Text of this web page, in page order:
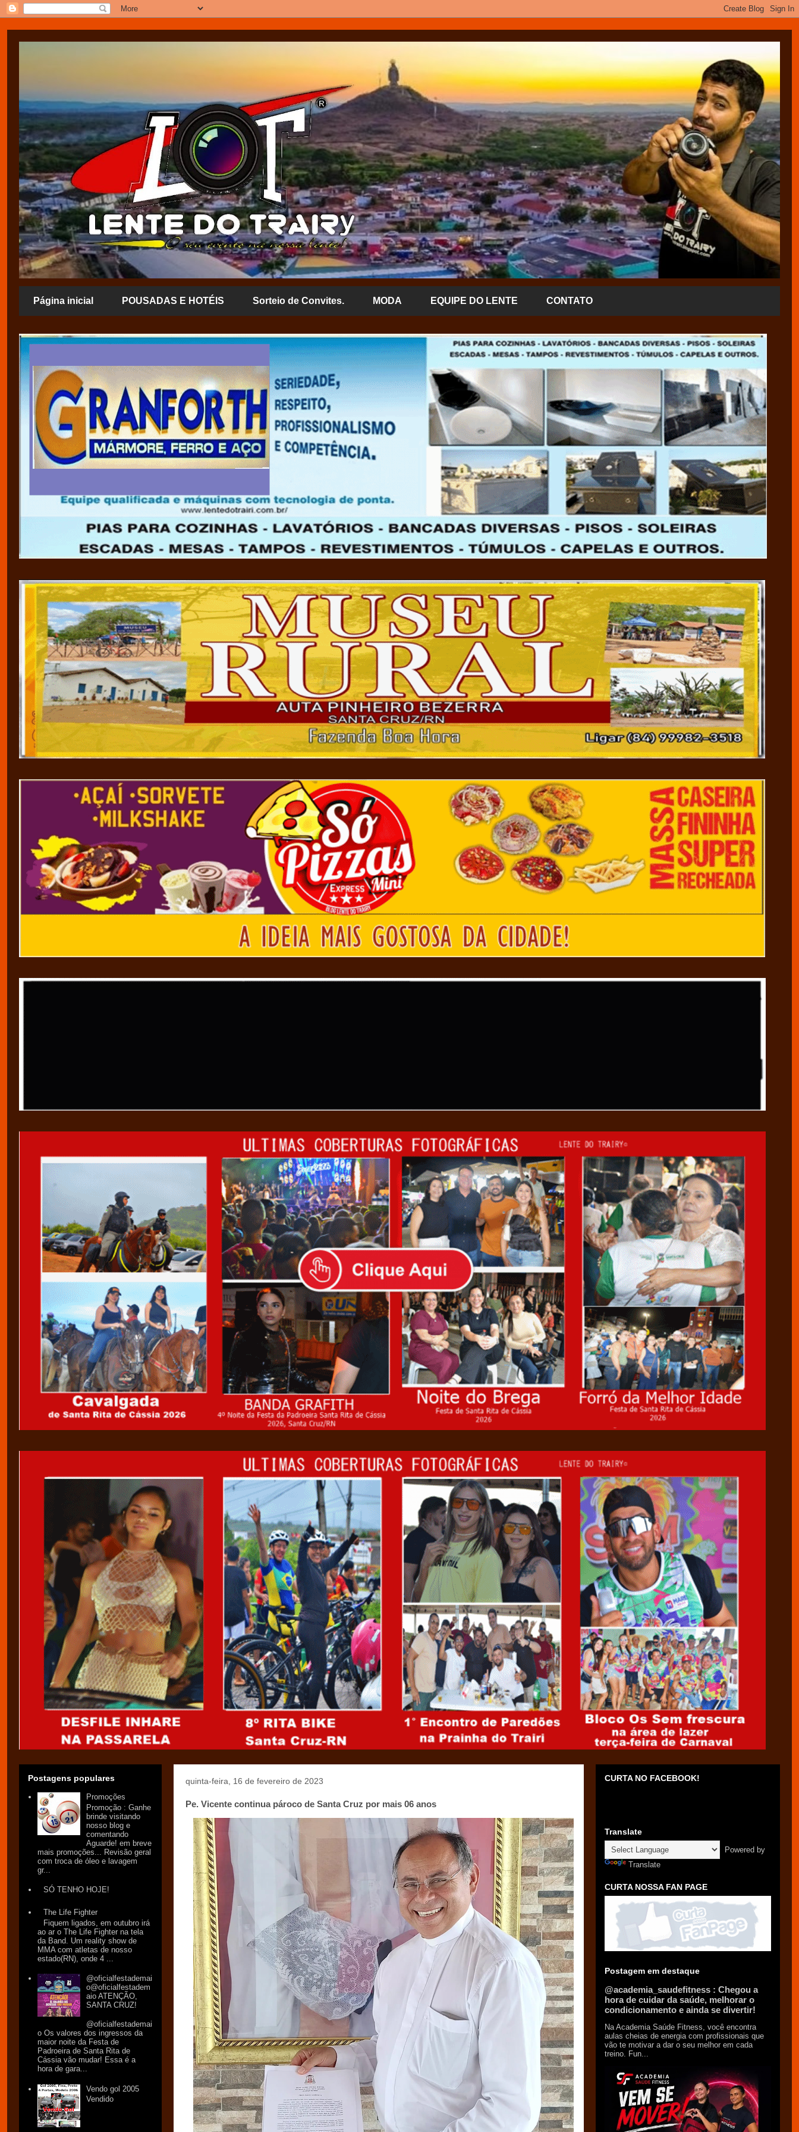
Página inicial POUSADAS E HOTÉIS Sorteio de Convites. MODA EQUIPE DO LENTE CONTATO
quinta-feira, 16 de fevereiro de 2023
Pe. Vicente continua pároco de Santa Cruz por mais 06 anos
Postagens populares
Promoções
Promoção : Ganhe
brinde visitando
nosso blog e
comentando
Aguarde! em breve
mais promoções... Revisão geral
com troca de óleo e lavagem
gr...
SÓ TENHO HOJE!
The Life Fighter
Fiquem ligados, em outubro irá
ao ar o The Life Fighter na tela
da Band. Um reality show de
MMA com atletas de nosso
estado(RN), onde 4 ...
@oficialfestademai
o@oficialfestadem
aio ATENÇÃO,
SANTA CRUZ!
@oficialfestademai
o Os valores dos ingressos da
maior noite da Festa de
Padroeira de Santa Rita de
Cássia vão mudar! Essa é a
hora de gara...
Vendo gol 2005
Vendido
CURTA NO FACEBOOK!
Translate
Powered by
Translate
CURTA NOSSA FAN PAGE
Postagem em destaque
@academia_saudefitness : Chegou a
hora de cuidar da saúde, melhorar o
condicionamento e ainda se divertir!
Na Academia Saúde Fitness, você encontra
aulas cheias de energia com profissionais que
vão te motivar a dar o seu melhor em cada
treino. Fun...